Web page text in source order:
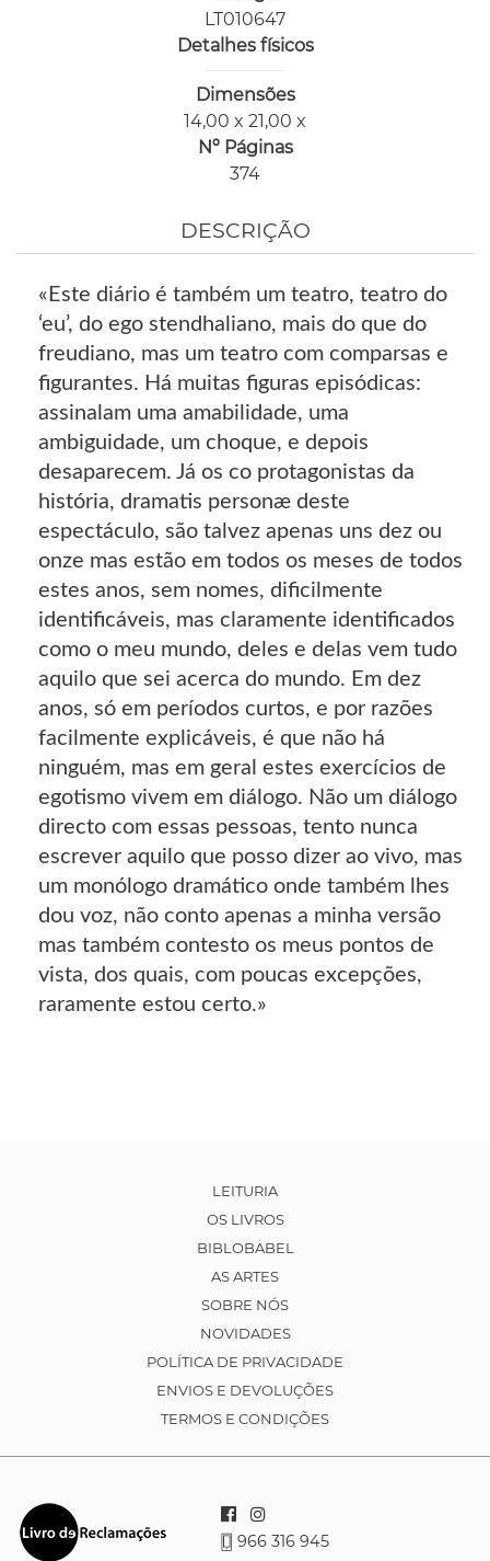
LT010647
Detalhes físicos
Dimensões
14,00 x 21,00 x
Nº Páginas
374
DESCRIÇÃO
«Este diário é também um teatro, teatro do
‘eu’, do ego stendhaliano, mais do que do
freudiano, mas um teatro com comparsas e
figurantes. Há muitas figuras episódicas:
assinalam uma amabilidade, uma
ambiguidade, um choque, e depois
desaparecem. Já os co protagonistas da
história, dramatis personæ deste
espectáculo, são talvez apenas uns dez ou
onze mas estão em todos os meses de todos
estes anos, sem nomes, dificilmente
identificáveis, mas claramente identificados
como o meu mundo, deles e delas vem tudo
aquilo que sei acerca do mundo. Em dez
anos, só em períodos curtos, e por razões
facilmente explicáveis, é que não há
ninguém, mas em geral estes exercícios de
egotismo vivem em diálogo. Não um diálogo
directo com essas pessoas, tento nunca
escrever aquilo que posso dizer ao vivo, mas
um monólogo dramático onde também lhes
dou voz, não conto apenas a minha versão
mas também contesto os meus pontos de
vista, dos quais, com poucas excepções,
raramente estou certo.»
LEITURIA
OS LIVROS
BIBLOBABEL
AS ARTES
SOBRE NÓS
NOVIDADES
POLÍTICA DE PRIVACIDADE
ENVIOS E DEVOLUÇÕES
TERMOS E CONDIÇÕES
966 316 945